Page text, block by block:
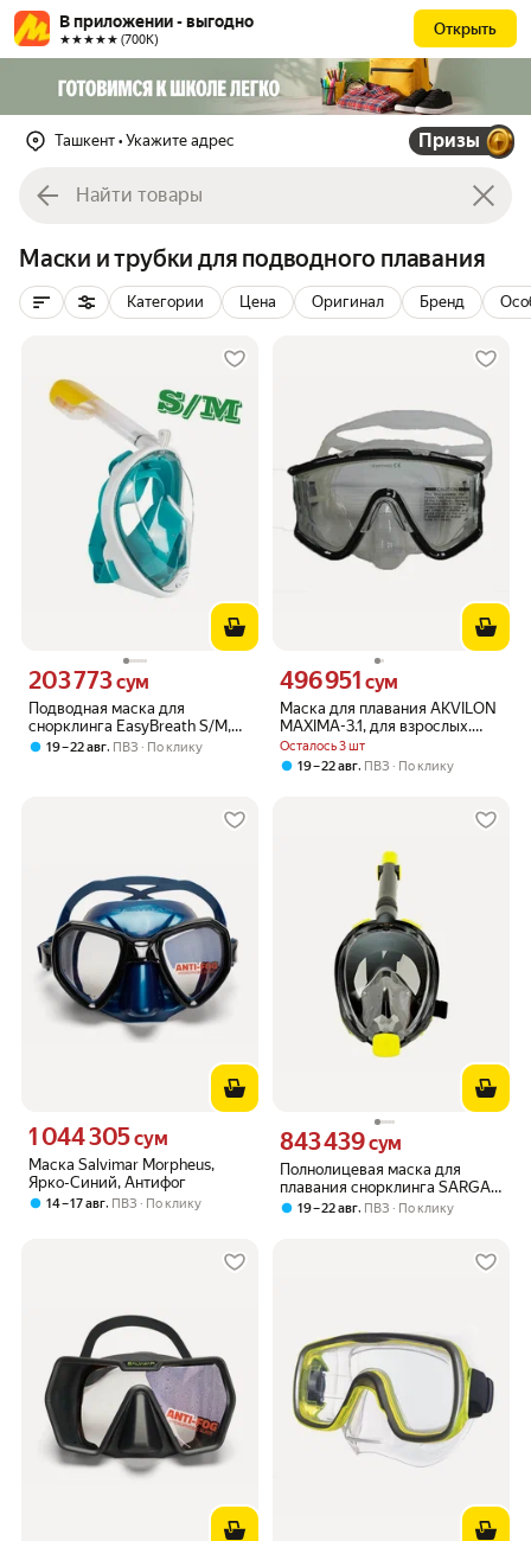
В приложении - выгодно
★★★★★ (700К)
Открыть
Ташкент • Укажите адрес Призы
Маски и трубки для подводного плавания
Категории Цена Оригинал Бренд
Подводная маска для
снорклинга EasyBreath S/M,
зеленая
Цена 203773 сум вместо
203 773сум
19 – 22 авг, ПВЗ По клику
Маска для плавания AKVILON
MAXIMA-3.1, для взрослых.
цвет обт. прозрачный; цвет
рамки черный.
Осталось 3 шт
Цена 496951 сум вместо
496 951 сум
19 – 22 авг, ПВЗ По клику
Маска Salvimar Morpheus,
Ярко-Синий, Антифог
Цена 1044305 сум вместо
1 044 305сум
14 – 17 авг, ПВЗ По клику
Полнолицевая маска для
плавания снорклинга SARGAN
Галактика Премиум цвет
Цена 843439 сум вместо
843 439сум
19 – 22 авг, ПВЗ По клику